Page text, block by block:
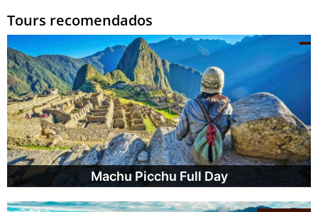
Tours recomendados
Machu Picchu Full Day